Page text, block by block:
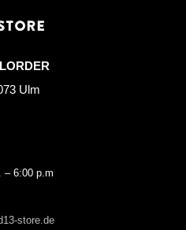
Ulm
– 6:00 p.m
store.de